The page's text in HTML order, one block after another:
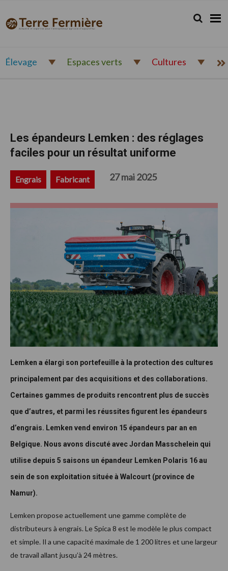
navigation
contenu
principal
pied
de
Terre
Fermière
Actualité
et
pour
Élevage Espaces verts Cultures
Les épandeurs Lemken : des réglages
faciles pour un résultat uniforme
Engrais Fabricant 27 mai 2025
Lemken a élargi son portefeuille à la protection des cultures
principalement par des acquisitions et des collaborations.
Certaines gammes de produits rencontrent plus de succès
que d’autres, et parmi les réussites figurent les épandeurs
d’engrais. Lemken vend environ 15 épandeurs par an en
Belgique. Nous avons discuté avec Jordan Masschelein qui
utilise depuis 5 saisons un épandeur Lemken Polaris 16 au
sein de son exploitation située à Walcourt (province de
Namur).
Lemken propose actuellement une gamme complète de
distributeurs à engrais. Le Spica 8 est le modèle le plus compact
et simple. Il a une capacité maximale de 1 200 litres et une largeur
de travail allant jusqu’à 24 mètres.